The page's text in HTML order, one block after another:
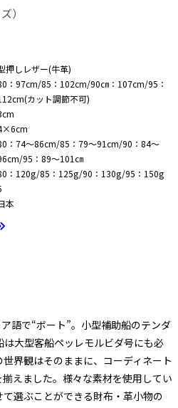
）
押しレザー(牛革)
：97cm/85：102cm/90㎝：107cm/95：
カット調節不可)
：74～86cm/85：79～91cm/90：84～
95：89～101㎝
：120g/85：125g/90：130g/95：150g
本
語で“ボート”。小型補助船のテンダ
大型客船ペッレモルビダ号にも必
界観はそのままに、コーディネート
えました。様々な素材を使用してい
選ぶことができる財布・革小物の